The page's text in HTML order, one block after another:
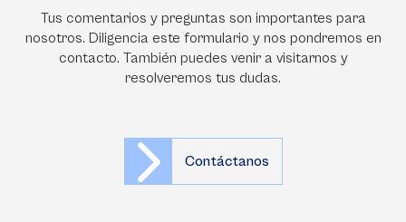
Tus comentarios y preguntas son importantes para
nosotros. Diligencia este formulario y nos pondremos en
contacto. También puedes venir a visitarnos y
resolveremos tus dudas.
Contáctanos